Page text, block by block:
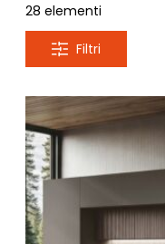
28 elementi
Filtri